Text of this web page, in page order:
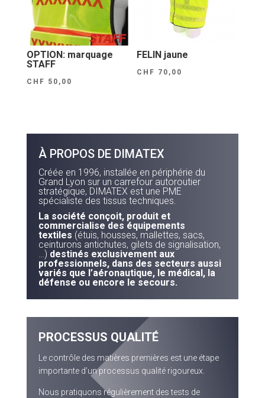
OPTION: marquage
STAFF
CHF 50,00
FELIN jaune
CHF 70,00
À PROPOS DE DIMATEX
Créée en 1996, installée en périphérie du
Grand Lyon sur un carrefour autoroutier
stratégique, DIMATEX est une PME
spécialiste des tissus techniques.
La société conçoit, produit et
commercialise des équipements
textiles (étuis, housses, mallettes, sacs,
ceinturons antichutes, gilets de signalisation,
…) destinés exclusivement aux
professionnels, dans des secteurs aussi
variés que l’aéronautique, le médical, la
défense ou encore le secours.
PROCESSUS QUALITÉ
Le contrôle des matières premières est une étape
importante d’un processus qualité rigoureux.
Nous pratiquons régulièrement des tests de